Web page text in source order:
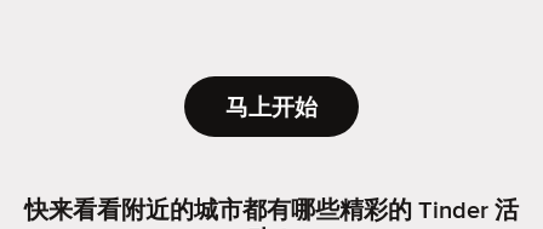
马上开始
快来看看附近的城市都有哪些精彩的 Tinder 活